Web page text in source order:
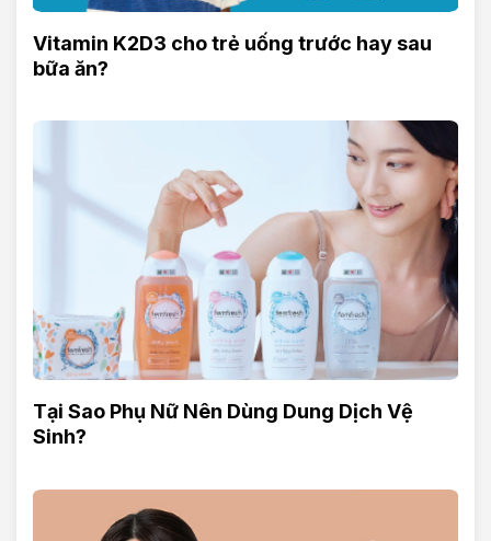
Vitamin K2D3 cho trẻ uống trước hay sau
bữa ăn?
Tại Sao Phụ Nữ Nên Dùng Dung Dịch Vệ
Sinh?